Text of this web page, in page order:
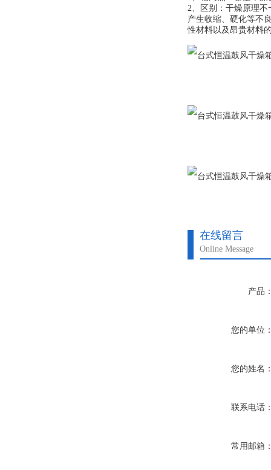
2、区别：干燥原理
产生收缩、硬化等不
性材料以及昂贵材料
在线留言
Online Message
产品
您的单位
您的姓名
联系电话
常用邮箱